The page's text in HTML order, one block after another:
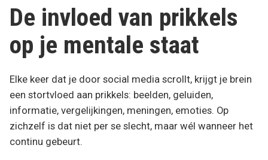
De invloed van prikkels
op je mentale staat
Elke keer dat je door social media scrollt, krijgt je brein
een stortvloed aan prikkels: beelden, geluiden,
informatie, vergelijkingen, meningen, emoties. Op
zichzelf is dat niet per se slecht, maar wél wanneer het
continu gebeurt.